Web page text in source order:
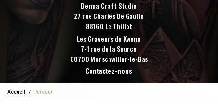
Derma Craft Studio
27 rue Charles De Gaulle
88160 Le Thillot
Les Graveurs de Kwenn
7-1 rue de la Source
68790 Morschwiller-le-Bas
Contactez-nous
Accueil Perceur